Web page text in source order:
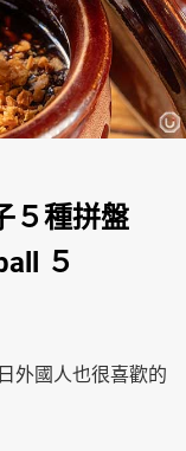
５種拼盤
５
外國人也很喜歡的